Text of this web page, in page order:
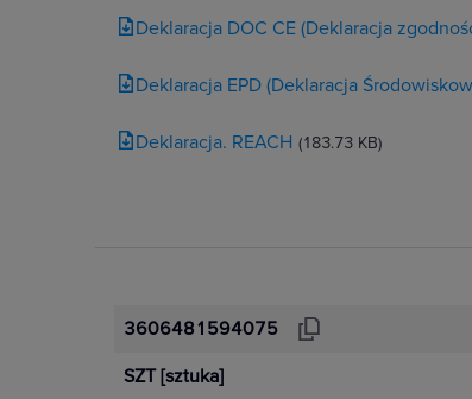
Deklaracja DOC CE (Deklaracja
Deklaracja EPD (Deklaracja
Deklaracja. REACH (183.73 KB)
3606481594075
SZT [sztuka]